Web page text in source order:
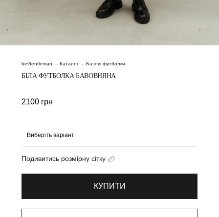
beGentleman Каталог Базові футболки
БІЛА ФУТБОЛКА БАВОВНЯНА
2100 грн
Подивитись розмірну сітку
КУПИТИ